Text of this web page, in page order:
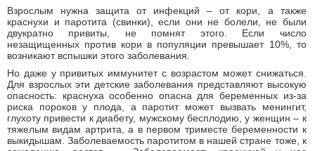
Взрослым нужна защита от инфекций – от кори, а также
краснухи и паротита (свинки), если они не болели, не были
двукратно привиты, не помнят этого. Если число
незащищенных против кори в популяции превышает 10%, то
возникают вспышки этого заболевания.
Но даже у привитых иммунитет с возрастом может снижаться.
Для взрослых эти детские заболевания представляют высокую
опасность: краснуха особенно опасна для беременных из-за
риска пороков у плода, а паротит может вызвать менингит,
глухоту привести к диабету, мужскому бесплодию, у женщин – к
тяжелым видам артрита, а в первом триместе беременности к
выкидышам. Заболеваемость паротитом в нашей стране тоже, к